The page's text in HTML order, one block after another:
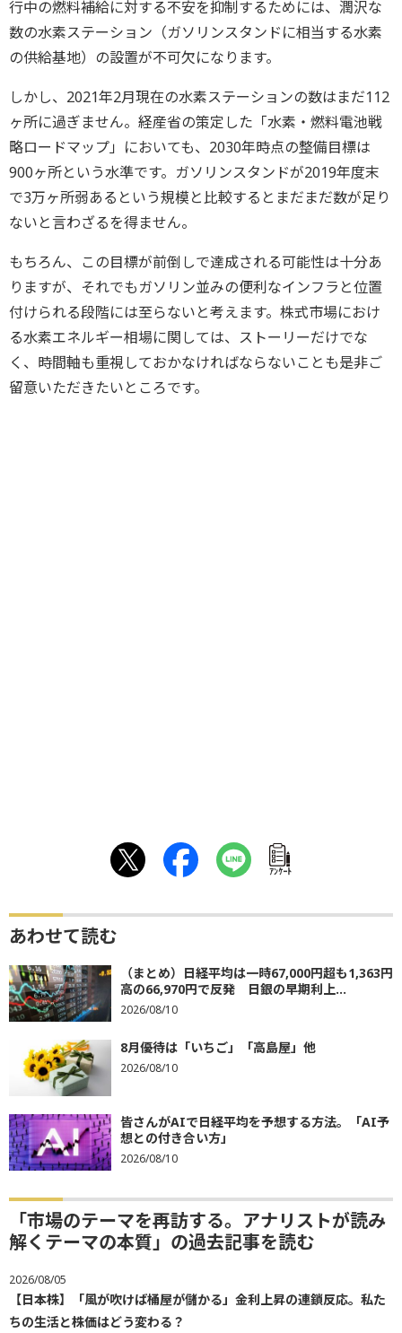
行中の燃料補給に対する不安を抑制するためには、潤沢な
数の水素ステーション（ガソリンスタンドに相当する水素
の供給基地）の設置が不可欠になります。
しかし、2021年2月現在の水素ステーションの数はまだ112
ヶ所に過ぎません。経産省の策定した「水素・燃料電池戦
略ロードマップ」においても、2030年時点の整備目標は
900ヶ所という水準です。ガソリンスタンドが2019年度末
で3万ヶ所弱あるという規模と比較するとまだまだ数が足り
ないと言わざるを得ません。
もちろん、この目標が前倒しで達成される可能性は十分あ
りますが、それでもガソリン並みの便利なインフラと位置
付けられる段階には至らないと考えます。株式市場におけ
る水素エネルギー相場に関しては、ストーリーだけでな
く、時間軸も重視しておかなければならないことも是非ご
留意いただきたいところです。
ｱﾝｹｰﾄ
あわせて読む
（まとめ）日経平均は一時67,000円超も1,363円
高の66,970円で反発 日銀の早期利上...
2026/08/10
8月優待は「いちご」「高島屋」他
2026/08/10
皆さんがAIで日経平均を予想する方法。「AI予
想との付き合い方」
2026/08/10
「市場のテーマを再訪する。アナリストが読み
解くテーマの本質」の過去記事を読む
2026/08/05
【日本株】「風が吹けば桶屋が儲かる」金利上昇の連鎖反応。私た
ちの生活と株価はどう変わる？